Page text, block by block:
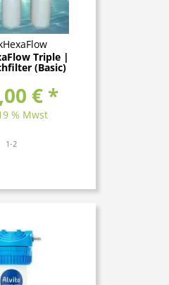
Triple |
(Basic)
€ *
% Mwst
1-2